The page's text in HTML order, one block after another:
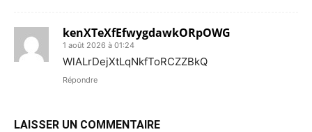
kenXTeXfEfwygdawkORpOWG
1 août 2026 à 01:24
WlALrDejXtLqNkfToRCZZBkQ
Répondre
LAISSER UN COMMENTAIRE